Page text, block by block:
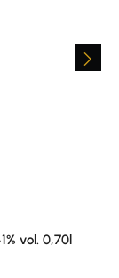
Sternen
vol. 0,70l